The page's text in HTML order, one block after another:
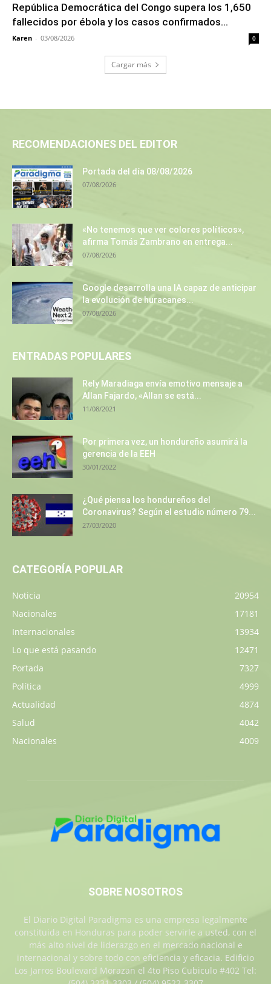
República Democrática del Congo supera los 1,650
fallecidos por ébola y los casos confirmados...
Karen - 03/08/2026 0
Cargar más
RECOMENDACIONES DEL EDITOR
Portada del día 08/08/2026
07/08/2026
«No tenemos que ver colores políticos»,
afirma Tomás Zambrano en entrega...
07/08/2026
Google desarrolla una IA capaz de anticipar
la evolución de huracanes...
07/08/2026
ENTRADAS POPULARES
Rely Maradiaga envía emotivo mensaje a
Allan Fajardo, «Allan se está...
11/08/2021
Por primera vez, un hondureño asumirá la
gerencia de la EEH
30/01/2022
¿Qué piensa los hondureños del
Coronavirus? Según el estudio número 79...
27/03/2020
CATEGORÍA POPULAR
Noticia
20954
Nacionales
17181
Internacionales
13934
Lo que está pasando
12471
Portada
7327
Política
4999
Actualidad
4874
Salud
4042
Nacionales
4009
SOBRE NOSOTROS
El Diario Digital Paradigma es una empresa legalmente
constituida en Honduras para poder servirle a usted, con el
más alto nivel de liderazgo en el mercado nacional e
internacional y sobre todo con eficiencia y eficacia. Edificio
Los Jarros Boulevard Morazan el 4to Piso Cubiculo #402 Tel: